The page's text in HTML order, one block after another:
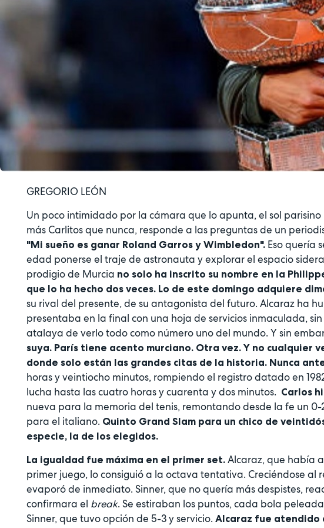
GREGORIO LEÓN
Un poco intimidado por la cámara que lo apunta, el sol
más Carlitos que nunca, responde a las preguntas de un
"Mi sueño es ganar Roland Garros y Wimbledon". Eso quería
edad ponerse el traje de astronauta y explorar el espacio
prodigio de Murcia no solo ha inscrito su nombre en la
que lo ha hecho dos veces. Lo de este domingo adquiere
su rival del presente, de su antagonista del futuro. Alcaraz ha
presentaba en la final con una hoja de servicios inmaculada,
atalaya de verlo todo como número uno del mundo. Y sin
suya. París tiene acento murciano. Otra vez. Y no cualquier
donde solo están las grandes citas de la historia. Nunca
horas y veintiocho minutos, rompiendo el registro datado en
lucha hasta las cuatro horas y cuarenta y dos minutos. Carlos
nueva para la memoria del tenis, remontando desde la fe un
para el italiano. Quinto Grand Slam para un chico de
especie, la de los elegidos.
La igualdad fue máxima en el primer set. Alcaraz, que había
primer juego, lo consiguió a la octava tentativa. Creciéndose al
evaporó de inmediato. Sinner, que no quería más despistes,
confirmara el break. Se estiraban los puntos, cada bola
Sinner, que tuvo opción de 5-3 y servicio. Alcaraz fue atendido